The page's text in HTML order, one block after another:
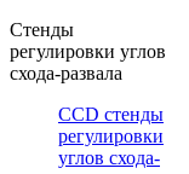
Стенды
регулировки углов
схода-развала
CCD стенды
регулировки
углов схода-